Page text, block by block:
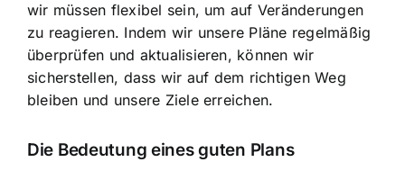
wir müssen flexibel sein, um auf Veränderungen
zu reagieren. Indem wir unsere Pläne regelmäßig
überprüfen und aktualisieren, können wir
sicherstellen, dass wir auf dem richtigen Weg
bleiben und unsere Ziele erreichen.
Die Bedeutung eines guten Plans